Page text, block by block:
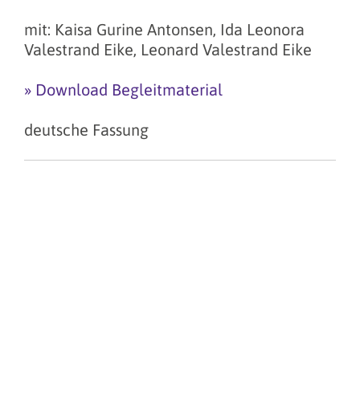
mit: Kaisa Gurine Antonsen, Ida Leonora
Valestrand Eike, Leonard Valestrand Eike
» Download Begleitmaterial
deutsche Fassung